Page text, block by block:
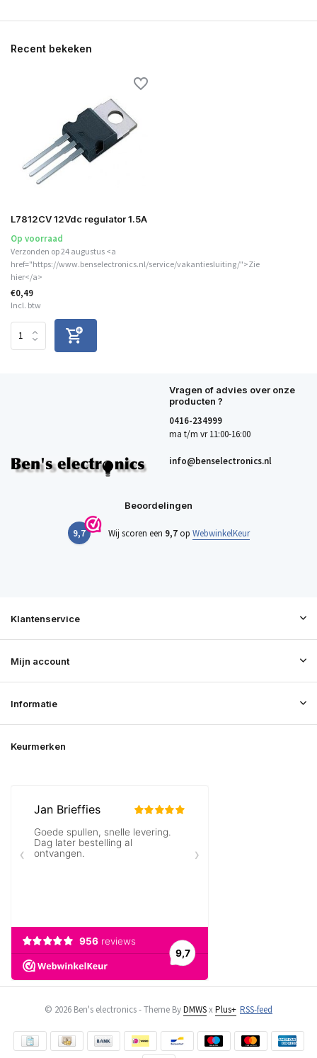
Recent bekeken
L7812CV 12Vdc regulator 1.5A
Op voorraad
Verzonden op 24 augustus <a
href="https://www.benselectronics.nl/service/vakantiesluiting/">Zie
hier</a>
€0,49
Incl. btw
Vragen of advies over onze
producten ?
0416-234999
ma t/m vr 11:00-16:00
info@benselectronics.nl
Beoordelingen
9,7 Wij scoren een 9,7op WebwinkelKeur
Klantenservice
Mijn account
Informatie
Keurmerken
© 2026 Ben's electronics - Theme ByDMWSxPlus+ RSS-feed